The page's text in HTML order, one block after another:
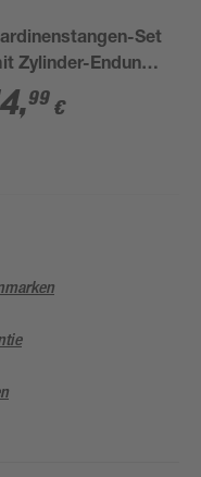
Set
Zylinder-Endung
125-240 cm
,99 €